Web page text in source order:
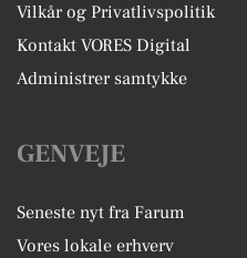
Vilkår og Privatlivspolitik
Kontakt VORES Digital
Administrer samtykke
GENVEJE
Seneste nyt fra Farum
Vores lokale erhverv